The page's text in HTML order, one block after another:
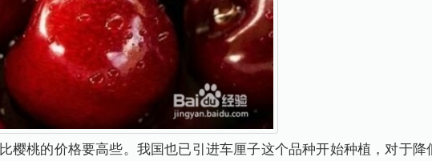
樱桃的价格要高些。我国也已引进车厘子这个品种开始种植，对于